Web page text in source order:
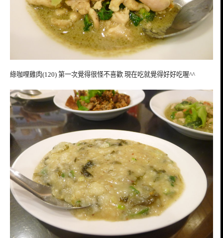
綠咖哩雞肉(120) 第一次覺得很怪不喜歡 現在吃就覺得好好吃喔^^